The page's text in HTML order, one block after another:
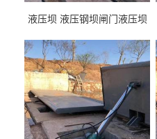
液压坝 液压钢坝闸门液压坝